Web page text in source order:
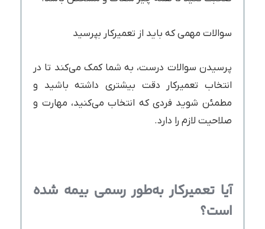
سوالات مهمی که باید از تعمیرکار بپرسید
پرسیدن سوالات درست، به شما کمک می‌کند تا در
انتخاب تعمیرکار دقت بیشتری داشته باشید و
مطمئن شوید فردی که انتخاب می‌کنید، مهارت و
صلاحیت لازم را دارد.
آیا تعمیرکار به‌طور رسمی بیمه شده
است؟